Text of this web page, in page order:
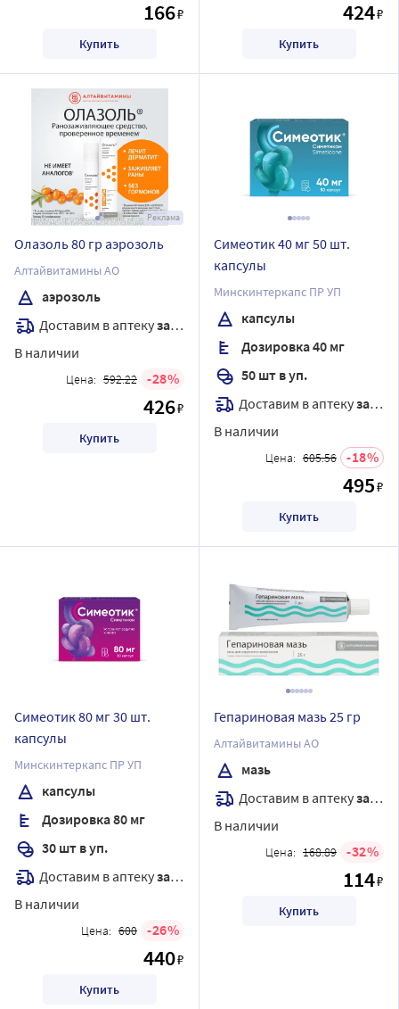
166₽
Купить
424₽
Купить
Реклама
Олазоль 80 гр аэрозоль
Алтайвитамины АО
аэрозоль
Доставим в аптекузавтра
В наличии
Цена: 592.22 28
426₽
Купить
Симеотик 40 мг 50 шт.
капсулы
Минскинтеркапс ПР УП
капсулы
Дозировка 40 мг
50 шт в уп.
Доставим в аптекузавтра
В наличии
Цена: 605.56 18
495₽
Купить
Симеотик 80 мг 30 шт.
капсулы
Минскинтеркапс ПР УП
капсулы
Дозировка 80 мг
30 шт в уп.
Доставим в аптекузавтра
В наличии
Цена: 600 26
440₽
Купить
Гепариновая мазь 25 гр
Алтайвитамины АО
мазь
Доставим в аптекузавтра
В наличии
Цена: 168.89 32
114₽
Купить